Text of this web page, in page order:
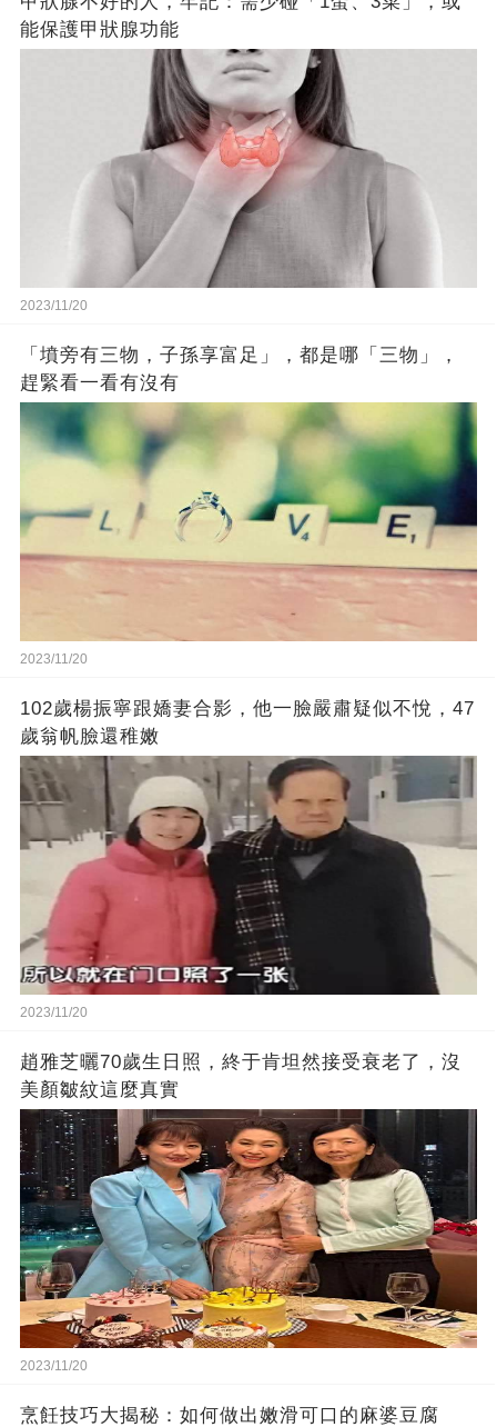
能保護甲狀腺功能
2023/11/20
「墳旁有三物，子孫享富足」，都是哪「三物」，
趕緊看一看有沒有
2023/11/20
102歲楊振寧跟嬌妻合影，他一臉嚴肅疑似不悅，47
歲翁帆臉還稚嫩
2023/11/20
趙雅芝曬70歲生日照，終于肯坦然接受衰老了，沒
美顏皺紋這麼真實
2023/11/20
烹飪技巧大揭秘：如何做出嫩滑可口的麻婆豆腐